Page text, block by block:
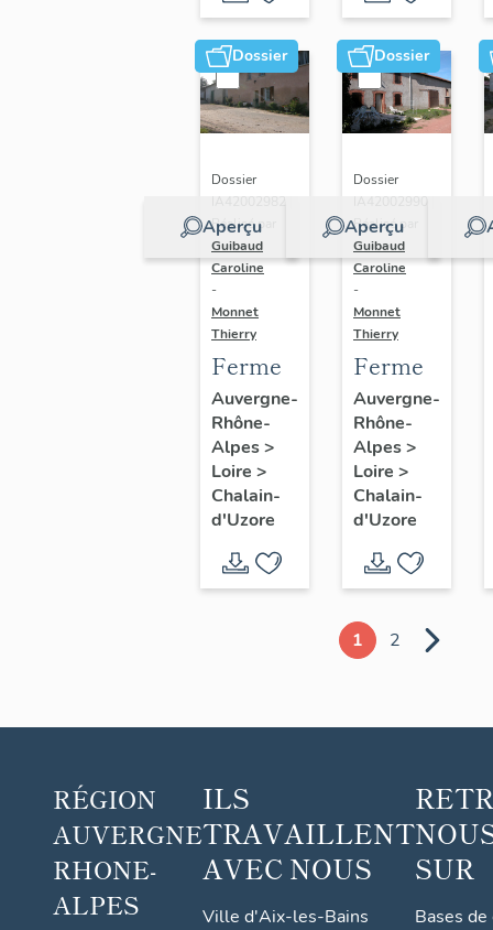
Dossier
Aperçu
Dossier
IA42002982 |
Réalisé par
Guibaud
Caroline
-
Monnet
Thierry
Ferme
Auvergne-
Rhône-
Alpes>
Loire >
Chalain-
d'Uzore
Dossier
Aperçu
Dossier
IA42002990 |
Réalisé par
Guibaud
Caroline
-
Monnet
Thierry
Ferme
Auvergne-
Rhône-
Alpes>
Loire >
Chalain-
d'Uzore
1 2
RÉGION
AUVERGNE
RHONE-
ALPES
ILS
TRAVAILLENT
AVEC NOUS
Ville d'Aix-les-Bains
SUR
Bases